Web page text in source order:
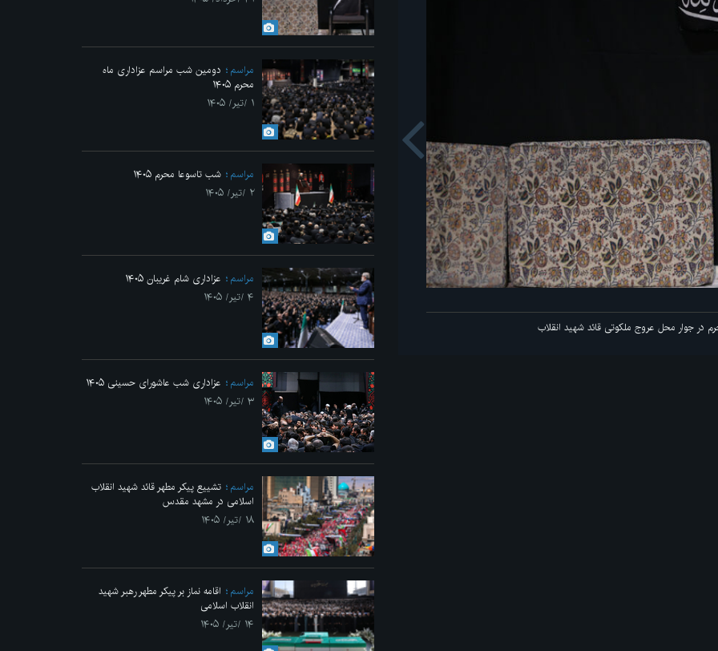
اولین شب مراسم عزاداری ماه محرم در جوار محل عروج ملکوتی قائد شهید انقلاب
Previous
مراسم
دومین شب مراسم عزاداری ماه
محرم ۱۴۰۵
۱ /تیر/ ۱۴۰۵
مراسم
شب تاسوعا محرم ۱۴۰۵
۲ /تیر/ ۱۴۰۵
مراسم
عزاداری شام غریبان ۱۴۰۵
۴ /تیر/ ۱۴۰۵
مراسم
عزاداری شب عاشورای حسینی ۱۴۰۵
۳ /تیر/ ۱۴۰۵
مراسم
تشییع پیکر مطهر قائد شهید انقلاب
اسلامی در مشهد مقدس
۱۸ /تیر/ ۱۴۰۵
مراسم
اقامه نماز بر پیکر مطهر رهبر شهید
انقلاب اسلامی
۱۴ /تیر/ ۱۴۰۵